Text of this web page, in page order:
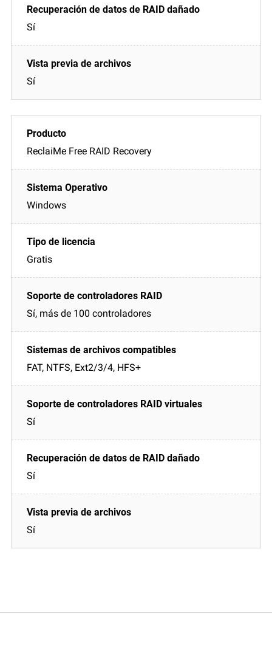
Sí
Sí
ReclaiMe Free RAID Recovery
Windows
Gratis
Sí, más de 100 controladores
FAT, NTFS, Ext2/3/4, HFS+
Sí
Sí
Sí